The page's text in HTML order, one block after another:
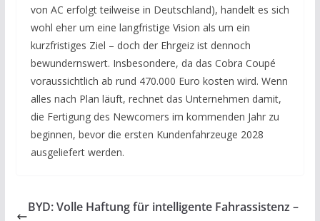
von AC erfolgt teilweise in Deutschland), handelt es sich
wohl eher um eine langfristige Vision als um ein
kurzfristiges Ziel – doch der Ehrgeiz ist dennoch
bewundernswert. Insbesondere, da das Cobra Coupé
voraussichtlich ab rund 470.000 Euro kosten wird. Wenn
alles nach Plan läuft, rechnet das Unternehmen damit,
die Fertigung des Newcomers im kommenden Jahr zu
beginnen, bevor die ersten Kundenfahrzeuge 2028
ausgeliefert werden.
BYD: Volle Haftung für intelligente Fahrassistenz –